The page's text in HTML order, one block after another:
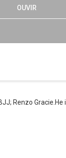
OUVIR
Renzo